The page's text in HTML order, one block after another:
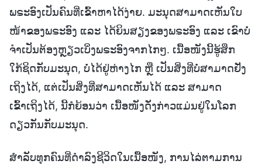
ພຣະອົງເປັນຄົນທີ່ເຂົ້າຫາໄດ້ງ່າຍ. ມະນຸດສາມາດເຫັນໃບ
ໜ້າຂອງພຣະອົງ ແລະ ໄດ້ຍິນສຽງຂອງພຣະອົງ ແລະ ເຂົາບໍ່
ຈຳເປັນຕ້ອງຫຼຽວເບິ່ງພຣະອົງຈາກໄກໆ. ເນື້ອໜັງນີ້ຮູ້ສຶກ
ໃກ້ຊິດກັບມະນຸດ, ບໍ່ໄດ້ຢູ່ຫ່າງໄກ ຫຼື ເປັນສິ່ງທີ່ບໍ່ສາມາດຢັ່ງ
ເຖິງໄດ້, ແຕ່ເປັນສິ່ງທີ່ສາມາດເຫັນໄດ້ ແລະ ສາມາດ
ເຂົ້າເຖິງໄດ້, ນີ້ກໍຍ້ອນວ່າ ເນື້ອໜັງດັ່ງກ່າວແມ່ນຢູ່ໃນໂລກ
ດຽວກັນກັບມະນຸດ.
ສຳລັບທຸກຄົນທີ່ດຳລົງຊີວິດໃນເນື້ອໜັງ, ການໄລ່ຕາມການ